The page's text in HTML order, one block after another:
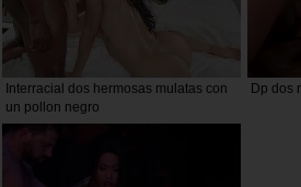
Interracial dos hermosas mulatas con
un pollon negro
Dp dos